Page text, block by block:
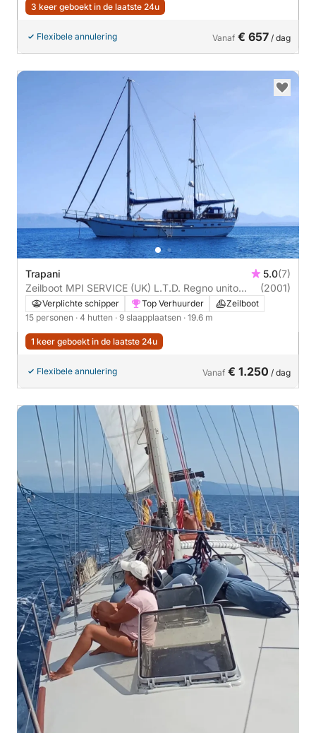
3 keer geboekt in de laatste 24u
Flexibele annulering Vanaf € 657 / dag
Trapani 5.0(7)
Zeilboot MPI SERVICE (UK) L.T.D. Regno unito
Custom 20m
(2001)
Verplichte schipper Top Verhuurder
Zeilboot
15 personen · 4 hutten · 9 slaapplaatsen · 19.6 m
1 keer geboekt in de laatste 24u
Flexibele annulering Vanaf € 1.250 / dag